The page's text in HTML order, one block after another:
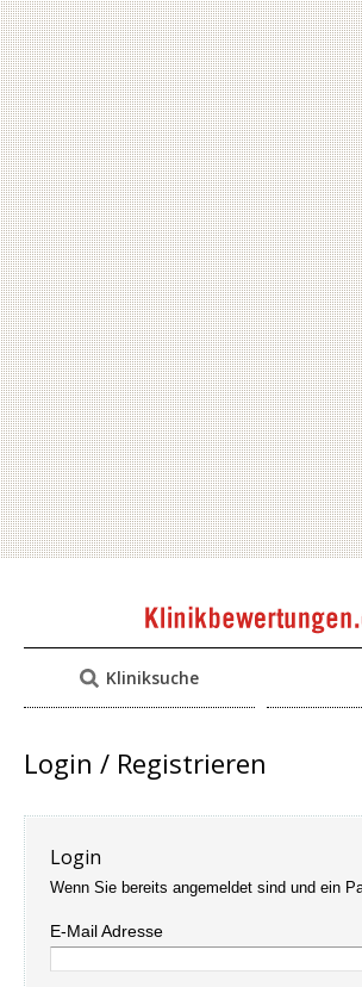
Kliniksuche
Login / Registrieren
Login
Wenn Sie bereits angemeldet sind und ein
E-Mail Adresse